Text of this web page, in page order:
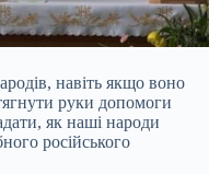
навіть якщо воно
руки допомоги
як наші народи
російського